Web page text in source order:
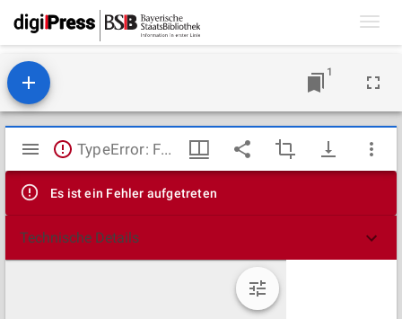
1
Mirador
Viewer
TypeError: Failed to fetch
Es ist ein Fehler aufgetreten
Technische Details